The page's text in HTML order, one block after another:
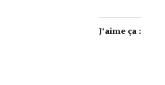
J’aime ça :